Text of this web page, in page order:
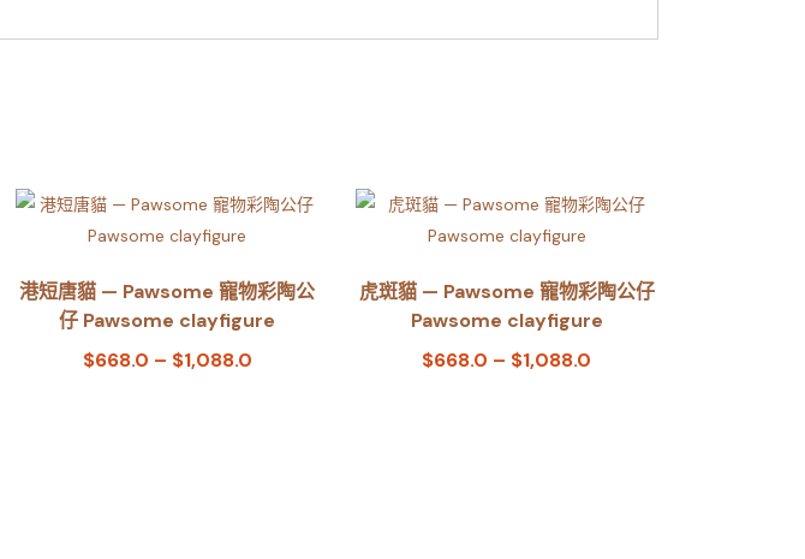
港短唐貓 — Pawsome 寵物彩陶公
仔 Pawsome clayfigure
$668.0 – $1,088.0
虎斑貓 — Pawsome 寵物彩陶公仔
Pawsome clayfigure
$668.0 – $1,088.0